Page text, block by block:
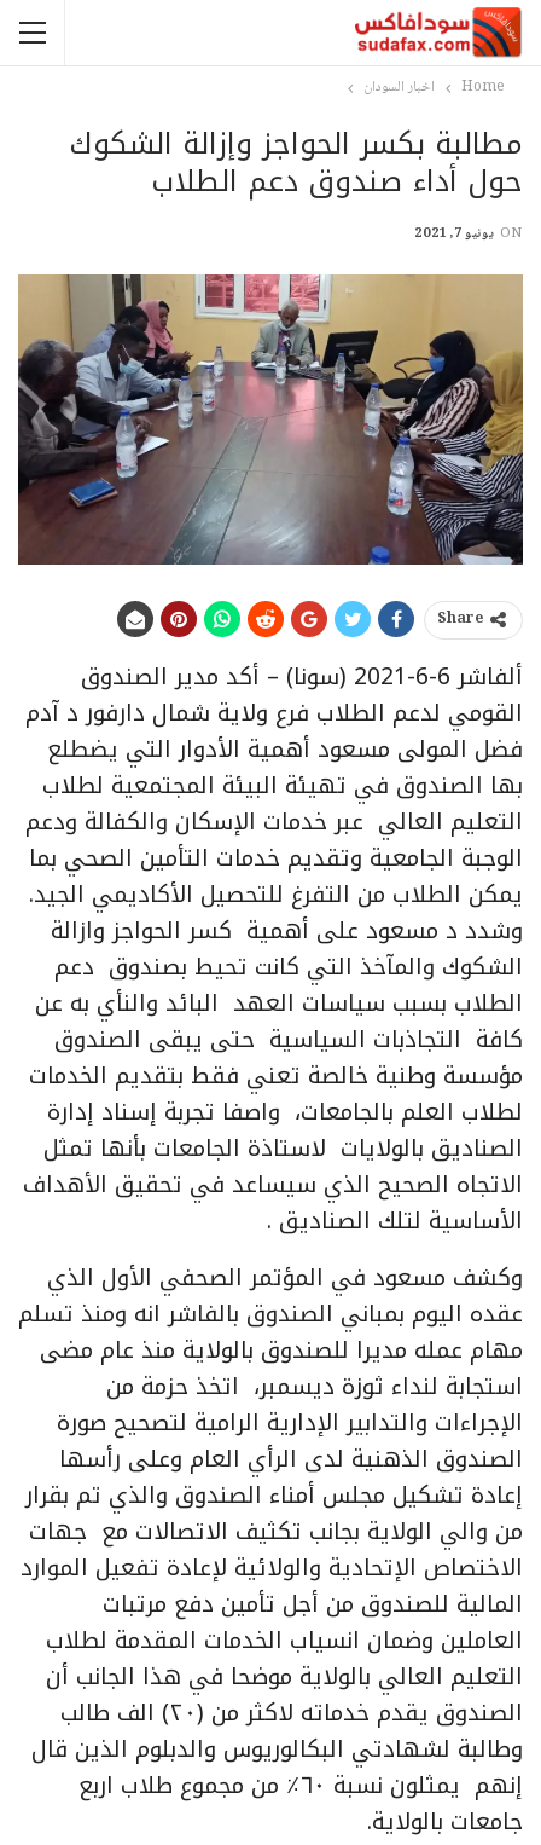
Home اخبار السودان
مطالبة بكسر الحواجز وإزالة الشكوك
حول أداء صندوق دعم الطلاب
ON يونيو 7, 2021
Share
ألفاشر 6-6-2021 (سونا) – أكد مدير الصندوق
القومي لدعم الطلاب فرع ولاية شمال دارفور د آدم
فضل المولى مسعود أهمية الأدوار التي يضطلع
بها الصندوق في تهيئة البيئة المجتمعية لطلاب
التعليم العالي عبر خدمات الإسكان والكفالة ودعم
الوجبة الجامعية وتقديم خدمات التأمين الصحي بما
يمكن الطلاب من التفرغ للتحصيل الأكاديمي الجيد.
وشدد د مسعود على أهمية كسر الحواجز وازالة
الشكوك والمآخذ التي كانت تحيط بصندوق دعم
الطلاب بسبب سياسات العهد البائد والنأي به عن
كافة التجاذبات السياسية حتى يبقى الصندوق
مؤسسة وطنية خالصة تعني فقط بتقديم الخدمات
لطلاب العلم بالجامعات، واصفا تجربة إسناد إدارة
الصناديق بالولايات لاستاذة الجامعات بأنها تمثل
الاتجاه الصحيح الذي سيساعد في تحقيق الأهداف
الأساسية لتلك الصناديق .
وكشف مسعود في المؤتمر الصحفي الأول الذي
عقده اليوم بمباني الصندوق بالفاشر انه ومنذ تسلم
مهام عمله مديرا للصندوق بالولاية منذ عام مضى
استجابة لنداء ثوزة ديسمبر، اتخذ حزمة من
الإجراءات والتدابير الإدارية الرامية لتصحيح صورة
الصندوق الذهنية لدى الرأي العام وعلى رأسها
إعادة تشكيل مجلس أمناء الصندوق والذي تم بقرار
من والي الولاية بجانب تكثيف الاتصالات مع جهات
الاختصاص الإتحادية والولائية لإعادة تفعيل الموارد
المالية للصندوق من أجل تأمين دفع مرتبات
العاملين وضمان انسياب الخدمات المقدمة لطلاب
التعليم العالي بالولاية موضحا في هذا الجانب أن
الصندوق يقدم خدماته لاكثر من (٢٠) الف طالب
وطالبة لشهادتي البكالوريوس والدبلوم الذين قال
إنهم يمثلون نسبة ٦٠٪ من مجموع طلاب اربع
جامعات بالولاية.